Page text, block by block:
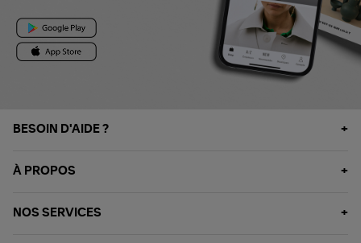
BESOIN D'AIDE ?
À PROPOS
NOS SERVICES